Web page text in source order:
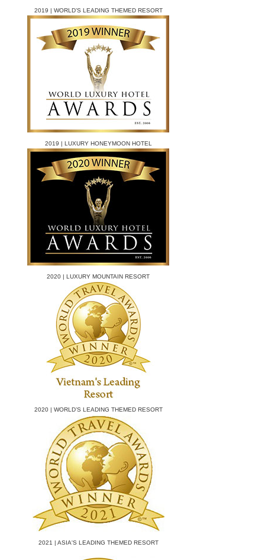
2019 | WORLD’S LEADING THEMED RESORT
2019 | LUXURY HONEYMOON HOTEL
2020 | LUXURY MOUNTAIN RESORT
2020 | WORLD’S LEADING THEMED RESORT
2021 | ASIA'S LEADING THEMED RESORT